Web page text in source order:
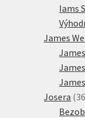
Iams
James
Josera 36